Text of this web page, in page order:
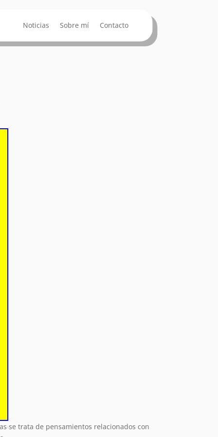
Noticias Sobre mí Contacto
se trata de pensamientos relacionados con